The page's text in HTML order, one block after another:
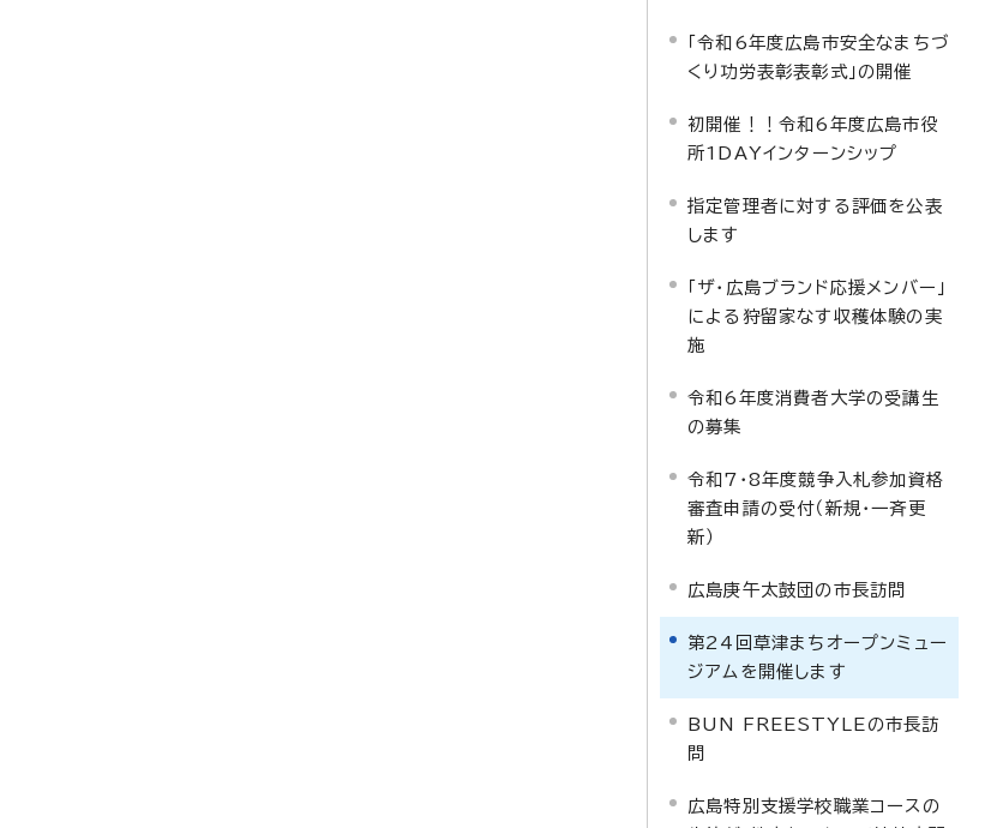
「令和6年度広島市安全なまちづ
くり功労表彰表彰式」の開催
初開催！！令和6年度広島市役
所1DAYインターンシップ
指定管理者に対する評価を公表
します
「ザ・広島ブランド応援メンバー」
による狩留家なす収穫体験の実
施
令和6年度消費者大学の受講生
の募集
令和7・8年度競争入札参加資格
審査申請の受付（新規・一斉更
新）
広島庚午太鼓団の市長訪問
第24回草津まちオープンミュー
ジアムを開催します
BUN FREESTYLEの市長訪
問
広島特別支援学校職業コースの